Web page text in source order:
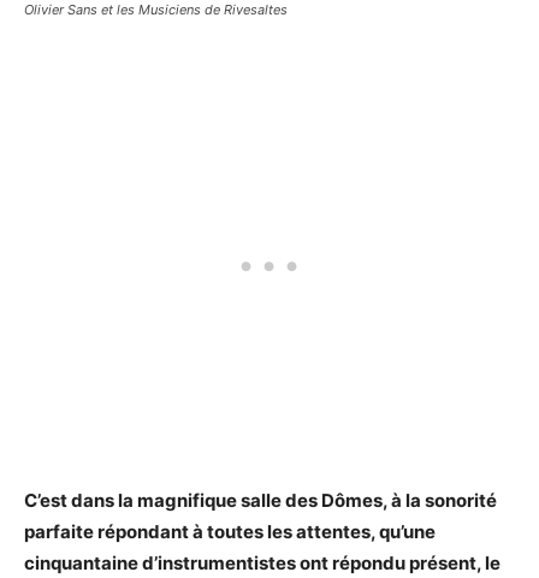
Olivier Sans et les Musiciens de Rivesaltes
C’est dans la magnifique salle des Dômes, à la sonorité
parfaite répondant à toutes les attentes, qu’une
cinquantaine d’instrumentistes ont répondu présent, le